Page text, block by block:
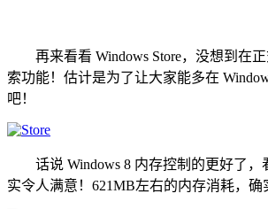
再来看看 Windows Store，没想到在正
索功能！估计是为了让大家能多在
吧！
话说 Windows 8 内存控制的更好了，
实令人满意！621MB左右的内存消耗，确